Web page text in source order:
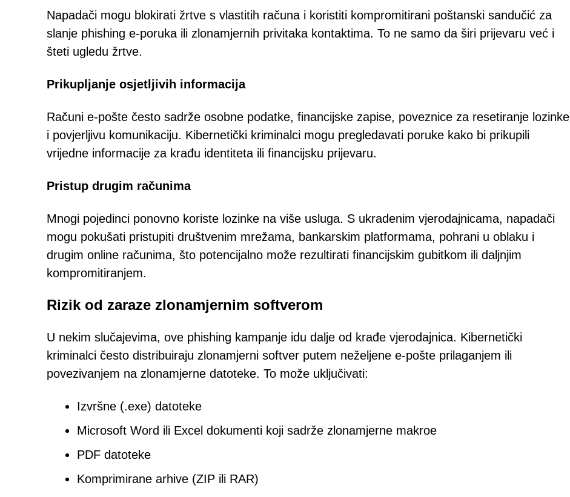
Napadači mogu blokirati žrtve s vlastitih računa i koristiti kompromitirani poštanski sandučić za
slanje phishing e-poruka ili zlonamjernih privitaka kontaktima. To ne samo da širi prijevaru već i
šteti ugledu žrtve.
Prikupljanje osjetljivih informacija
Računi e-pošte često sadrže osobne podatke, financijske zapise, poveznice za resetiranje lozinke
i povjerljivu komunikaciju. Kibernetički kriminalci mogu pregledavati poruke kako bi prikupili
vrijedne informacije za krađu identiteta ili financijsku prijevaru.
Pristup drugim računima
Mnogi pojedinci ponovno koriste lozinke na više usluga. S ukradenim vjerodajnicama, napadači
mogu pokušati pristupiti društvenim mrežama, bankarskim platformama, pohrani u oblaku i
drugim online računima, što potencijalno može rezultirati financijskim gubitkom ili daljnjim
kompromitiranjem.
Rizik od zaraze zlonamjernim softverom
U nekim slučajevima, ove phishing kampanje idu dalje od krađe vjerodajnica. Kibernetički
kriminalci često distribuiraju zlonamjerni softver putem neželjene e-pošte prilaganjem ili
povezivanjem na zlonamjerne datoteke. To može uključivati:
Izvršne (.exe) datoteke
Microsoft Word ili Excel dokumenti koji sadrže zlonamjerne makroe
PDF datoteke
Komprimirane arhive (ZIP ili RAR)